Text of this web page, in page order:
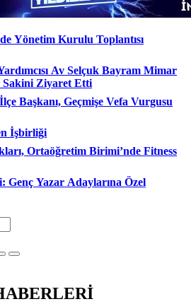
Yönetim Kurulu Toplantısı
Av Selçuk Bayram Mimar
Sakini Ziyaret Etti
Başkanı, Geçmişe Vefa Vurgusu
İşbirliği
Ortaöğretim Birimi’nde Fitness
Genç Yazar Adaylarına Özel